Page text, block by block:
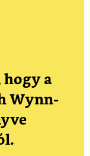
hogy a
Wynn-